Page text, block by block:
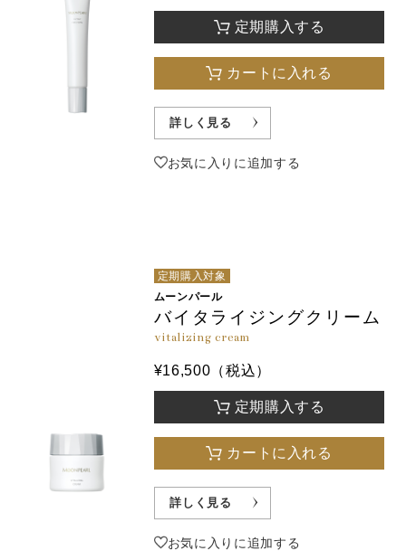
定期購入する
カートに入れる
詳しく見る
お気に入りに追加する
定期購入対象
ムーンパール
バイタライジングクリーム
vitalizing cream
¥16,500（税込）
定期購入する
カートに入れる
詳しく見る
お気に入りに追加する